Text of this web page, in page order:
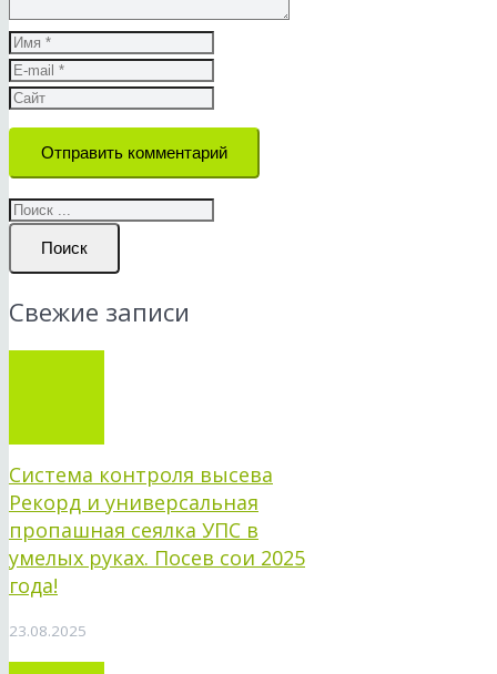
Отправить комментарий
Поиск
Свежие записи
Система контроля высева
Рекорд и универсальная
пропашная сеялка УПС в
умелых руках. Посев сои 2025
года!
23.08.2025